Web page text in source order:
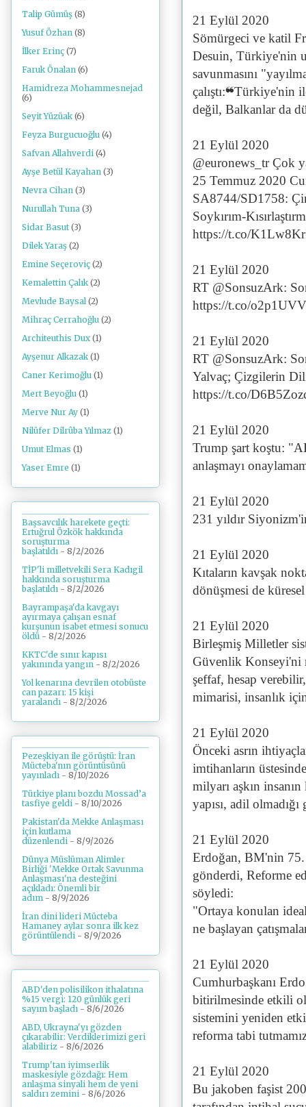
21 Eylül 2020
Sömürgeci ve katil
Desuin, Türkiye'nin
savunmasını
çalıştı:❝Türkiye'nin
değil, Balkanlar da
21 Eylül 2020
@euronews_tr Çok
25 Temmuz 2020
SA8744/SD1758:
Soykırım-
https://t.co/
21 Eylül 2020
RT @SonsuzArk:
https://t.co/
21 Eylül 2020
RT @SonsuzArk:
Yalvaç; Çizgilerin
https://t.co/
21 Eylül 2020
Trump şart koştu:
anlaşmayı
21 Eylül 2020
231 yıldır
21 Eylül 2020
Kıtaların kavşak
dönüşmesi de
21 Eylül 2020
Birleşmiş Milletler
Güvenlik Konseyi'ni
şeffaf, hesap
mimarisi, insanlık
21 Eylül 2020
Önceki asrın
imtihanların
milyarı aşkın
yapısı, adil
21 Eylül 2020
Erdoğan, BM'nin 75.
gönderdi, Reforme
söyledi:
"Ortaya konulan
ne başlayan
21 Eylül 2020
Cumhurbaşkanı
bitirilmesinde etkili
sistemini yeniden
reforma tabi
21 Eylül 2020
Bu jakoben faşist
Talip Gümüş (8)
Yusuf Özhan (8)
İlker Erinç (7)
Faruk Önalan (6)
Hamidreza Mohammesnejad
(6)
Seyit Yüzüak (6)
Feyza Burgucuoğlu (4)
Safvan Allahverdi (4)
Ayşe Betül Kayahan (3)
Nevra Cihan (3)
Nurullah Tuna (3)
Sidar Basut (3)
Dilek Yaraş (2)
Emine Seçeroviç (2)
Kemalettin Çalık (2)
Mevlude Baysal (2)
Mihraç Cerrahoğlu (2)
Architeuthis Dux (1)
Ayşenur Alkazak (1)
Caner Kerimoğlu (1)
Mert Beyoğlu (1)
Merve Nur Ay (1)
Nilüfer Dilrûba Yılmaz (1)
Umut Elmas (1)
Yaser Emre (1)
Başsavcılık harekete geçti:
Ertuğrul Özkök hakkında
soruşturma
başlatıldı - 8/2/2026
TİP'li milletvekili Sera Kadıgil
hakkında soruşturma
başlatıldı - 8/2/2026
Bayrampaşa'da kavgayı
ayırmaya çalışan esnaf
kurşunun isabet etmesi sonucu
öldü - 8/2/2026
KKTC'de sınır kapısı
yakınında yangın - 8/2/2026
Yol kenarına devrilen otobüste
can pazarı: 15 kişi
yaralandı - 8/2/2026
Pezeşkiyan ile görüştü: İran
Mücteba'nın görüntüsünü
yayınladı - 8/10/2026
Türkiye planı bozdu Mossad’a
tasfiye geldi - 8/10/2026
Pakistan'da Mekke Anlaşması
için kutlama
düzenlendi - 8/9/2026
Dünya Müslüman Alimler
Birliği 'Mekke Ortak Savunma
Anlaşması'na desteğini
açıkladı: Önemli bir
adım - 8/9/2026
İran dini lideri Mücteba
Hamaney aylar sonra ilk kez
görüntülendi - 8/9/2026
ABD'den polisilikon ithalatına
%15 vergi: 120 günlük geri
sayım başladı - 8/6/2026
ABD, Ukrayna'yı gözden
çıkarabilir: Verdiklerimizi geri
alabiliriz - 8/6/2026
Trump'tan iyimserlik
maskesiyle gözdağı: Hem
anlaşma sinyali hem de yeni
saldırı zemini - 8/6/2026